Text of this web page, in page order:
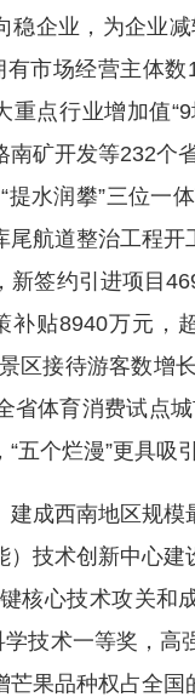
稳企业，为企业
市场经营主体
点行业增加值
矿开发等232
水润攀”三位一
航道整治工程
签约引进项目
贴8940万元
区接待游客数
体育消费试点
五个烂漫”更具吸引
西南地区规模
技术创新中心
核心技术攻关和
技术一等奖，
果品种权占全